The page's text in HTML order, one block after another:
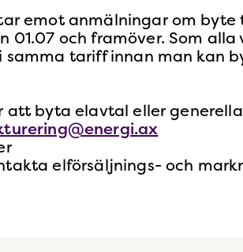
emot anmälningar om
01.07 och framöver. Som
samma tariff innan man kan
att byta elavtal eller
elförsäljnings- och